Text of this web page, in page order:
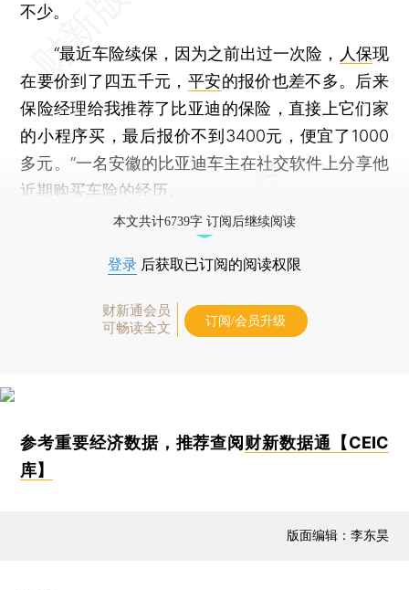
不少。
“最近车险续保，因为之前出过一次险， 人保现
在要价到了四五千元， 平安的报价也差不多。后来
保险经理给我推荐了比亚迪的保险，直接上它们家
的小程序买，最后报价不到3400元，便宜了1000
多元。”一名安徽的比亚迪车主在社交软件上分享他
近期购买车险的经历。
本文共计6739字 订阅后继续阅读
登录 后获取已订阅的阅读权限
财新通会员
可畅读全文
订阅/会员升级
参考重要经济数据，推荐查阅 财新数据通【CEIC
库】
版面编辑：李东昊